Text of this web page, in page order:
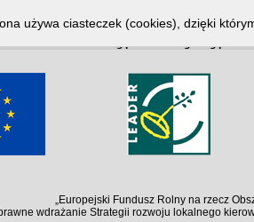
in/home/klient.dhosting.pl/kallosz/olgd.org.pl/
in/home/klient.dhosting.pl/kallosz/olgd.org.pl/
„Europejski Fundusz Rolny na rzecz
wdrażanie Strategii rozwoju lokalnego
używa ciasteczek (cookies), dzięki